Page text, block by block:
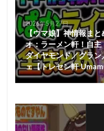
2026年5月27日
【ウマ娘】神情報ま
オ：ラーメン軒！自
ダイヤモンド／グラ
ェ【トレセン軒